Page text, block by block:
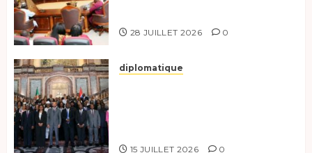
28 JUILLET 2026 0
diplomatique
15 JUILLET 2026 0